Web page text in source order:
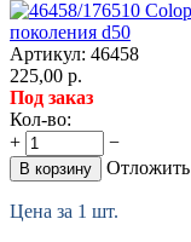
Артикул: 46458
225,00 р.
Под заказ
Кол-во:
+
−
В корзину Отложить
Цена за 1 шт.